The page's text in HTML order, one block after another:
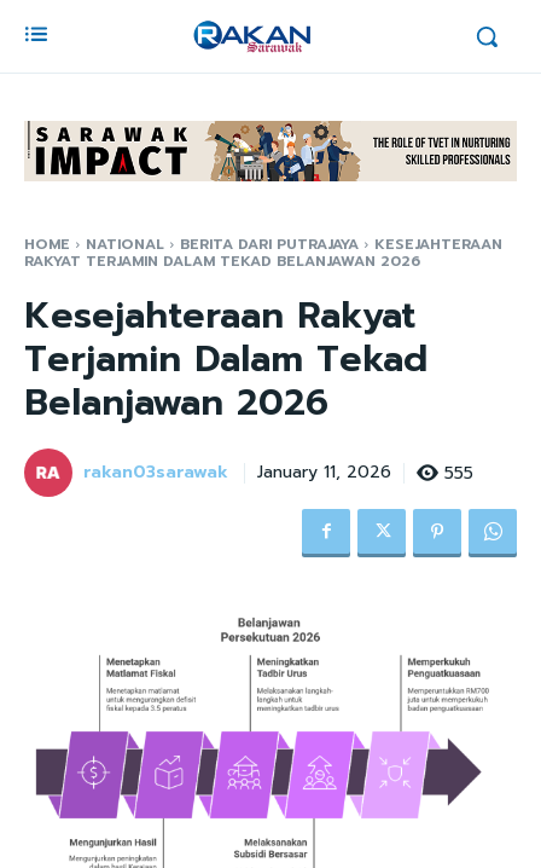
HOME NATIONAL BERITA DARI PUTRAJAYA KESEJAHTERAAN
RAKYAT TERJAMIN DALAM TEKAD BELANJAWAN 2026
Kesejahteraan Rakyat
Terjamin Dalam Tekad
Belanjawan 2026
rakan03sarawak January 11, 2026 555